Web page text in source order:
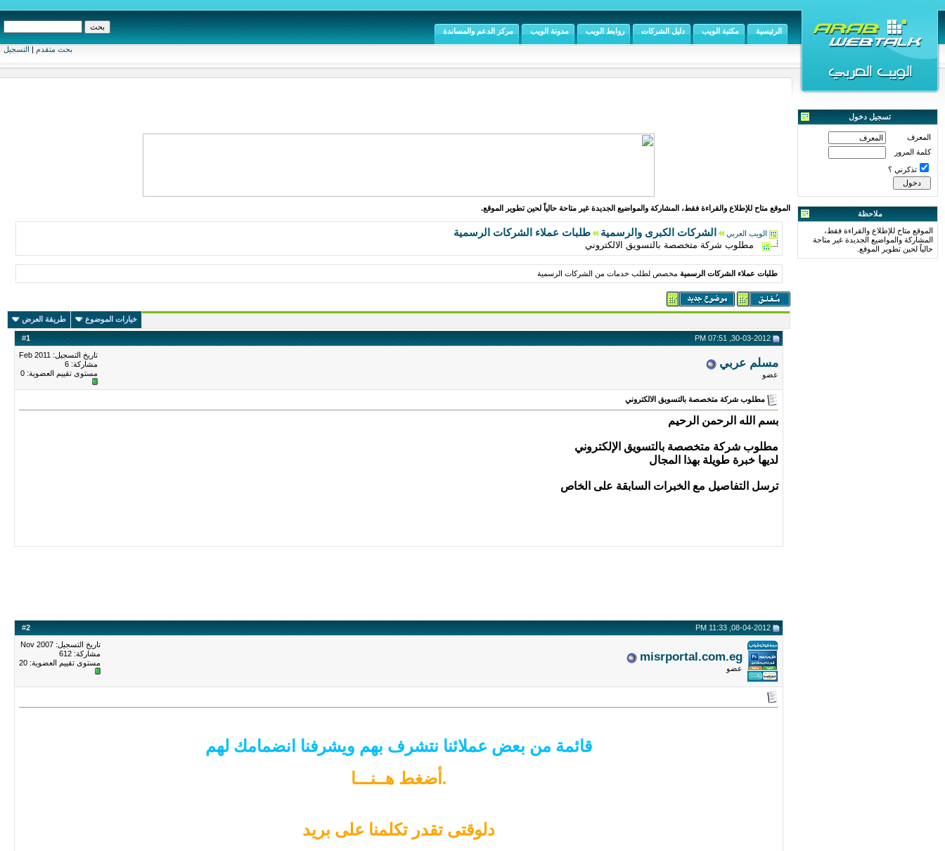
بحث متقدم | التسجيل
الرئيسية مكتبة الويب دليل الشركات روابط الويب مدونة الويب مركز الدعم والمساندة
تسجيل دخول
المعرف
كلمة المرور
تذكرني ؟
ملاحظة
الموقع متاح للإطلاع والقراءة فقط،
المشاركة والمواضيع الجديدة غير متاحة
حالياً لحين تطوير الموقع.
الموقع متاح للإطلاع والقراءة فقط، المشاركة والمواضيع الجديدة غير متاحة حالياً لحين تطوير الموقع.
الويب العربي الشركات الكبرى والرسمية طلبات عملاء الشركات الرسمية
مطلوب شركة متخصصة بالتسويق الالكتروني
طلبات عملاء الشركات الرسمية مخصص لطلب خدمات من الشركات الرسمية
خيارات الموضوع طريقة العرض
#1
مسلم عربي
عضو
تاريخ التسجيل: Feb 2011
مشاركة: 6
مستوى تقييم العضوية: 0
مطلوب شركة متخصصة بالتسويق الالكتروني
بسم الله الرحمن الرحيم
مطلوب شركة متخصصة بالتسويق الإلكتروني
لديها خبرة طويلة بهذا المجال
ترسل التفاصيل مع الخبرات السابقة على الخاص
#2
misrportal.com.eg
عضو
تاريخ التسجيل: Nov 2007
مشاركة: 612
مستوى تقييم العضوية: 20
قائمة من بعض عملائنا نتشرف بهم ويشرفنا انضمامك لهم
. أضغط هــنـــا
دلوقتى تقدر تكلمنا على بريد